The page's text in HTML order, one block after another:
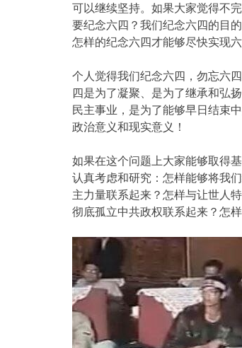
可以继续坚持。如果大家觉得不
要纪念六四？我们纪念六四的目
怎样的纪念六四才能够尽快实现
个人觉得我们纪念六四，勿忘六
四是为了凝聚、是为了继承和弘
民主事业，是为了能够早日结束
政治意义和现实意义！
如果在这个问题上大家能够取得
认真考虑和研究：怎样能够将我
主力量联系起来？怎样与让世人
彻底孤立中共政权联系起来？怎